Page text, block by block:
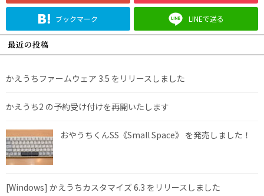
ブックマーク LINEで送る
最近の投稿
かえうちファームウェア 3.5 をリリースしました
かえうち2 の予約受け付けを再開いたします
おやうちくんSS《Small Space》 を発売しました！
[Windows] かえうちカスタマイズ 6.3 をリリースしました